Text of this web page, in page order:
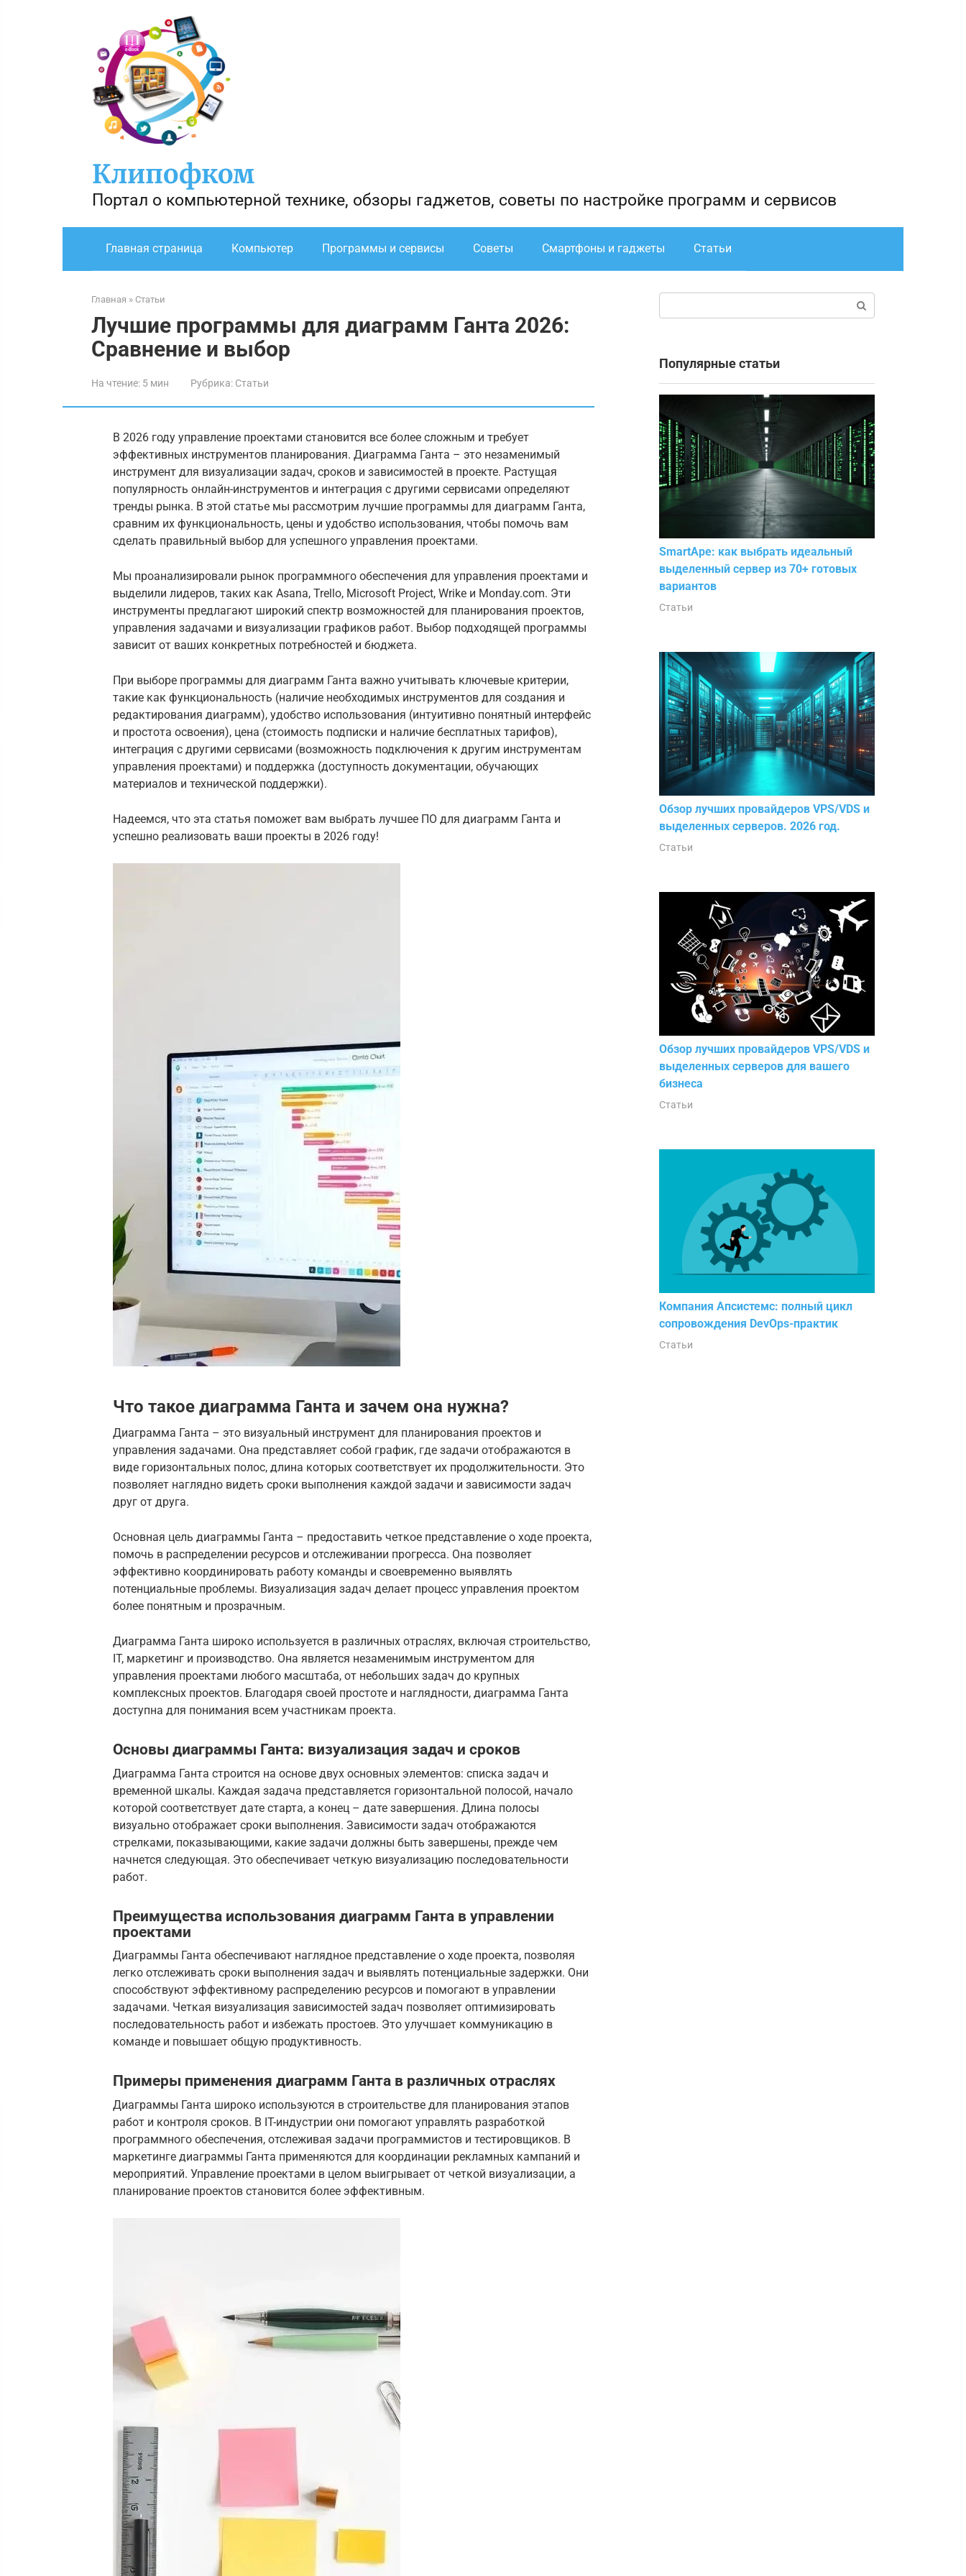
Клипофком
Портал о компьютерной технике, обзоры гаджетов, советы по настройке программ и сервисов
Главная страница Компьютер Программы и сервисы Советы Смартфоны и гаджеты Статьи
Главная » Статьи
Лучшие программы для диаграмм Ганта 2026:
Сравнение и выбор
На чтение: 5 мин Рубрика: Статьи
В 2026 году управление проектами становится все более сложным и требует
эффективных инструментов планирования. Диаграмма Ганта – это незаменимый
инструмент для визуализации задач, сроков и зависимостей в проекте. Растущая
популярность онлайн-инструментов и интеграция с другими сервисами определяют
тренды рынка. В этой статье мы рассмотрим лучшие программы для диаграмм Ганта,
сравним их функциональность, цены и удобство использования, чтобы помочь вам
сделать правильный выбор для успешного управления проектами.
Мы проанализировали рынок программного обеспечения для управления проектами и
выделили лидеров, таких как Asana, Trello, Microsoft Project, Wrike и Monday.com. Эти
инструменты предлагают широкий спектр возможностей для планирования проектов,
управления задачами и визуализации графиков работ. Выбор подходящей программы
зависит от ваших конкретных потребностей и бюджета.
При выборе программы для диаграмм Ганта важно учитывать ключевые критерии,
такие как функциональность (наличие необходимых инструментов для создания и
редактирования диаграмм), удобство использования (интуитивно понятный интерфейс
и простота освоения), цена (стоимость подписки и наличие бесплатных тарифов),
интеграция с другими сервисами (возможность подключения к другим инструментам
управления проектами) и поддержка (доступность документации, обучающих
материалов и технической поддержки).
Надеемся, что эта статья поможет вам выбрать лучшее ПО для диаграмм Ганта и
успешно реализовать ваши проекты в 2026 году!
Что такое диаграмма Ганта и зачем она нужна?
Диаграмма Ганта – это визуальный инструмент для планирования проектов и
управления задачами. Она представляет собой график, где задачи отображаются в
виде горизонтальных полос, длина которых соответствует их продолжительности. Это
позволяет наглядно видеть сроки выполнения каждой задачи и зависимости задач
друг от друга.
Основная цель диаграммы Ганта – предоставить четкое представление о ходе проекта,
помочь в распределении ресурсов и отслеживании прогресса. Она позволяет
эффективно координировать работу команды и своевременно выявлять
потенциальные проблемы. Визуализация задач делает процесс управления проектом
более понятным и прозрачным.
Диаграмма Ганта широко используется в различных отраслях, включая строительство,
IT, маркетинг и производство. Она является незаменимым инструментом для
управления проектами любого масштаба, от небольших задач до крупных
комплексных проектов. Благодаря своей простоте и наглядности, диаграмма Ганта
доступна для понимания всем участникам проекта.
Основы диаграммы Ганта: визуализация задач и сроков
Диаграмма Ганта строится на основе двух основных элементов: списка задач и
временной шкалы. Каждая задача представляется горизонтальной полосой, начало
которой соответствует дате старта, а конец – дате завершения. Длина полосы
визуально отображает сроки выполнения. Зависимости задач отображаются
стрелками, показывающими, какие задачи должны быть завершены, прежде чем
начнется следующая. Это обеспечивает четкую визуализацию последовательности
работ.
Преимущества использования диаграмм Ганта в управлении
проектами
Диаграммы Ганта обеспечивают наглядное представление о ходе проекта, позволяя
легко отслеживать сроки выполнения задач и выявлять потенциальные задержки. Они
способствуют эффективному распределению ресурсов и помогают в управлении
задачами. Четкая визуализация зависимостей задач позволяет оптимизировать
последовательность работ и избежать простоев. Это улучшает коммуникацию в
команде и повышает общую продуктивность.
Примеры применения диаграмм Ганта в различных отраслях
Диаграммы Ганта широко используются в строительстве для планирования этапов
работ и контроля сроков. В IT-индустрии они помогают управлять разработкой
программного обеспечения, отслеживая задачи программистов и тестировщиков. В
маркетинге диаграммы Ганта применяются для координации рекламных кампаний и
мероприятий. Управление проектами в целом выигрывает от четкой визуализации, а
планирование проектов становится более эффективным.
Популярные статьи
SmartApe: как выбрать идеальный
выделенный сервер из 70+ готовых
вариантов
Статьи
Обзор лучших провайдеров VPS/VDS и
выделенных серверов. 2026 год.
Статьи
Обзор лучших провайдеров VPS/VDS и
выделенных серверов для вашего
бизнеса
Статьи
Компания Апсистемс: полный цикл
сопровождения DevOps-практик
Статьи